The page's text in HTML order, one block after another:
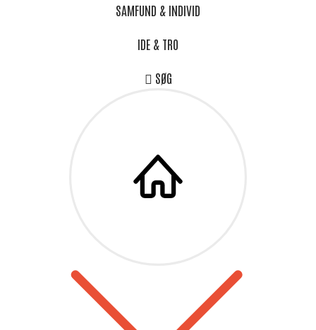
SAMFUND & INDIVID
IDE & TRO
SØG